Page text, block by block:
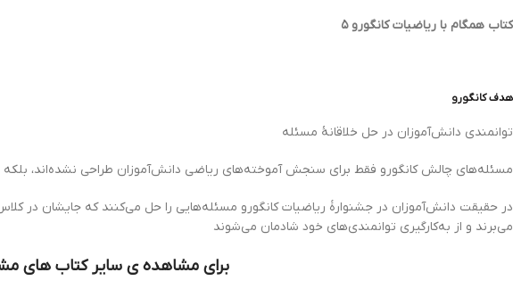
کتاب همگام با ریاضیات کانگورو ۵
هدف کانگورو
توانمندی دانش‌آموزان در حل خلاقانۀ مسئله
مسئله‌های چالش کانگورو فقط برای سنجش آموخته‌های ریاضی دانش‌آموزان طراحی نشده‌اند،
در حقیقت دانش‌آموزان در جشنوارۀ ریاضیات کانگورو مسئله‌هایی را حل می‌کنند که جایشان در
می‌برند و از به‌کارگیری توانمندی‌های خود شادمان می‌شوند
برای مشاهده ی سایر کتاب های